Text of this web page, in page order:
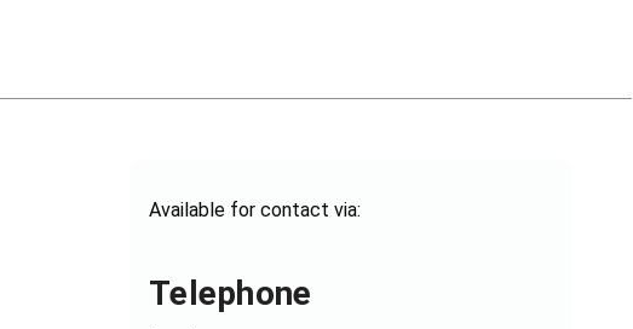
Available for contact via:
Telephone